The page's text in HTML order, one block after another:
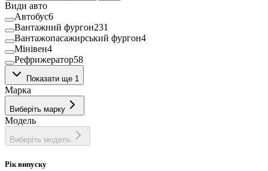
Види авто
Автобус6
Вантажний фургон231
Вантажопасажирський фургон4
Мінівен4
Рефрижератор58
Фургон
Показати ще 1
Марка
Виберіть марку
Модель
Виберіть модель
Рік випуску